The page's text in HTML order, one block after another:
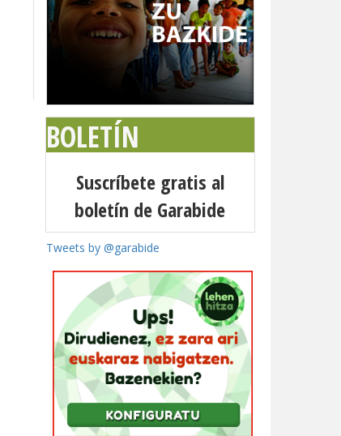
BOLETÍN
Suscríbete gratis al
boletín de Garabide
Tweets by @garabide